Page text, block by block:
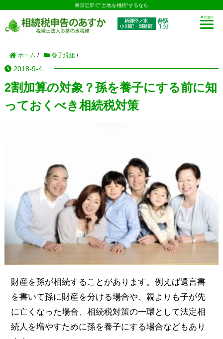
東京近郊で"土地を相続"するなら
ホーム / 養子縁組 /
2018-9-4
2割加算の対象？孫を養子にする前に知
っておくべき相続税対策
財産を孫が相続することがあります。例えば遺言書
を書いて孫に財産を分ける場合や、親よりも子が先
に亡くなった場合、相続税対策の一環として法定相
続人を増やすために孫を養子にする場合などもあり